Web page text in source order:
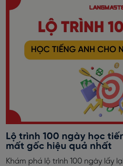
Lộ trình 100 ngày học
mất gốc hiệu quả nhất
Khám phá lộ trình 100 ngày lấy